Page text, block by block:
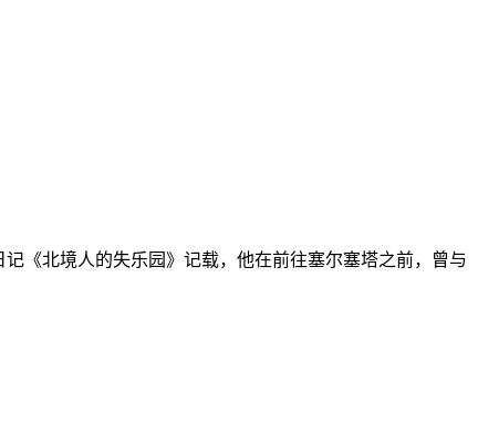
《北境人的失乐园》记载，他在前往塞尔塞塔之前，曾与